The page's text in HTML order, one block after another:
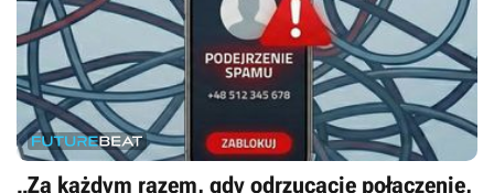
„Za każdym razem, gdy odrzucacie połączenie,